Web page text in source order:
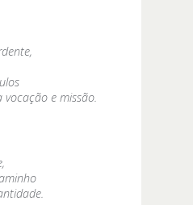
vocação e missão.